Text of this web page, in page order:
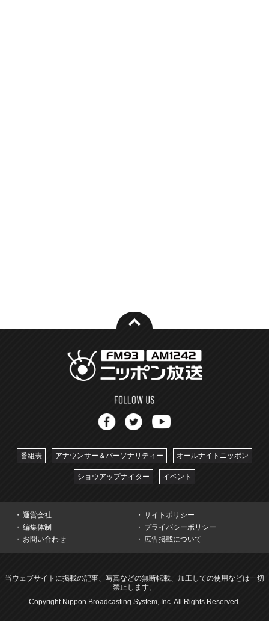
番組表 アナウンサー＆パーソナリティー オールナイトニッポン
ショウアップナイター イベント
運営会社
サイトポリシー
編集体制
プライバシーポリシー
お問い合わせ
広告掲載について
当ウェブサイトに掲載の記事、写真などの無断転載、加工しての使用などは一切
禁止します。
Copyright Nippon Broadcasting System, Inc. All Rights Reserved.